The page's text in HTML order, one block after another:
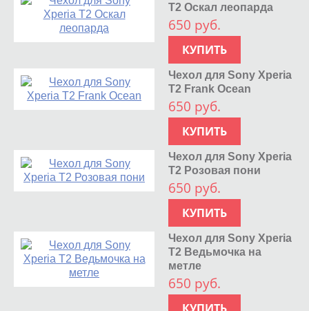
T2 Оскал леопарда
650 руб.
КУПИТЬ
Чехол для Sony Xperia
T2 Frank Ocean
650 руб.
КУПИТЬ
Чехол для Sony Xperia
T2 Розовая пони
650 руб.
КУПИТЬ
Чехол для Sony Xperia
T2 Ведьмочка на
метле
650 руб.